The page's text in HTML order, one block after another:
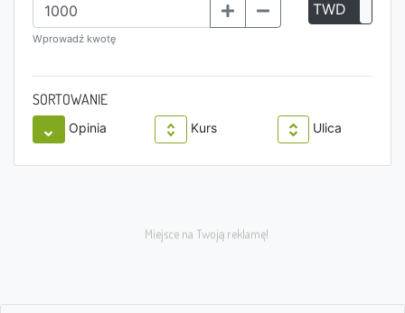
Wprowadź kwotę
TWD
SORTOWANIE
Opinia Kurs Ulica